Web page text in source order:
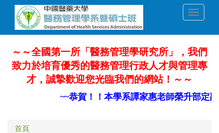
內
Toggle
～～全國第一所「醫務管理學研究所」，我們
致力於培育優秀的醫務管理行政人才與管理專
才，誠摯歡迎您光臨我們的網站！～～
~~恭賀！！本學系譚家惠老師榮升部定副
首頁